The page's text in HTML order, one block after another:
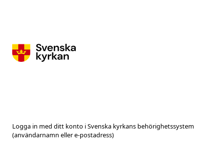
Logga in med ditt konto i Svenska kyrkans behörighetssystem
(användarnamn eller e-postadress)